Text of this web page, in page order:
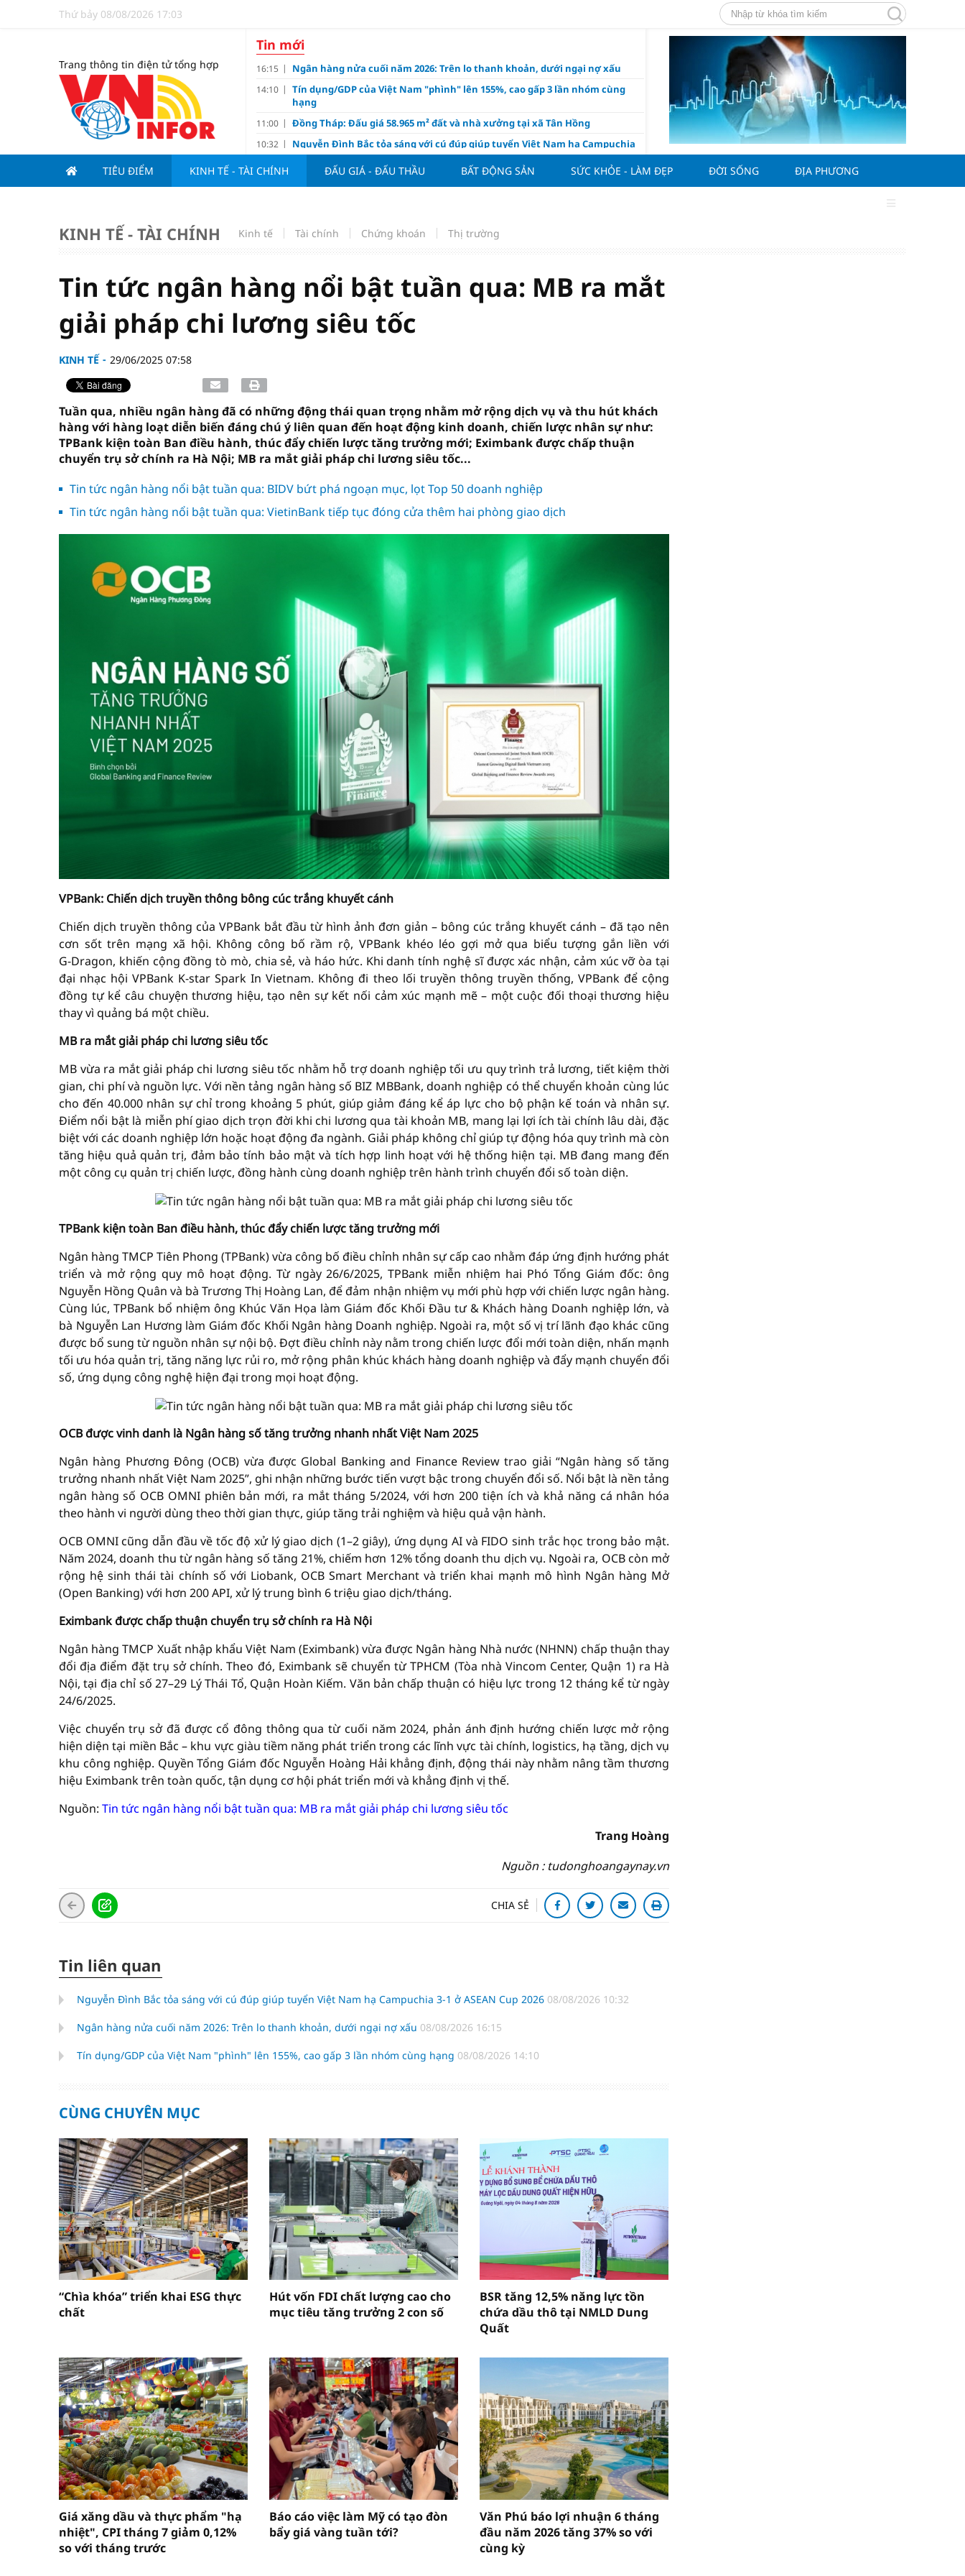
Thứ bảy 08/08/2026 17:03
Trang thông tin điện tử tổng hợp
Tin mới
16:15 Ngân hàng nửa cuối năm 2026: Trên lo thanh khoản, dưới ngại nợ xấu
14:10
Tín dụng/GDP của Việt Nam "phình" lên 155%, cao gấp 3 lần nhóm cùng
hạng
11:00 Đồng Tháp: Đấu giá 58.965 m² đất và nhà xưởng tại xã Tân Hồng
10:32
Nguyễn Đình Bắc tỏa sáng với cú đúp giúp tuyển Việt Nam hạ Campuchia
3-1 ở ASEAN Cup 2026
10:23 Giá vàng hôm nay 8/8: Vàng thế giới "nhảy vọt"
07:00 Nới trần tiền gửi Kho bạc Nhà nước: Không chỉ 4 ngân hàng được lợi
doanh thuận lợi
17:10 Ngân hàng nửa đầu năm 2026: Áp lực đằng sau niềm vui lãi lớn
TIÊU ĐIỂM KINH TẾ - TÀI CHÍNH ĐẤU GIÁ - ĐẤU THẦU BẤT ĐỘNG SẢN SỨC KHỎE - LÀM ĐẸP ĐỜI SỐNG ĐỊA PHƯƠNG
KINH TẾ - TÀI CHÍNH Kinh tế Tài chính Chứng khoán Thị trường
Tin tức ngân hàng nổi bật tuần qua: MB ra mắt
giải pháp chi lương siêu tốc
KINH TẾ 29/06/2025 07:58
Tuần qua, nhiều ngân hàng đã có những động thái quan trọng nhằm mở rộng dịch vụ và thu hút khách
hàng với hàng loạt diễn biến đáng chú ý liên quan đến hoạt động kinh doanh, chiến lược nhân sự như:
TPBank kiện toàn Ban điều hành, thúc đẩy chiến lược tăng trưởng mới; Eximbank được chấp thuận
chuyển trụ sở chính ra Hà Nội; MB ra mắt giải pháp chi lương siêu tốc...
Tin tức ngân hàng nổi bật tuần qua: BIDV bứt phá ngoạn mục, lọt Top 50 doanh nghiệp
Tin tức ngân hàng nổi bật tuần qua: VietinBank tiếp tục đóng cửa thêm hai phòng giao dịch
VPBank: Chiến dịch truyền thông bông cúc trắng khuyết cánh
Chiến dịch truyền thông của VPBank bắt đầu từ hình ảnh đơn giản – bông cúc trắng khuyết cánh – đã tạo nên
cơn sốt trên mạng xã hội. Không công bố rầm rộ, VPBank khéo léo gợi mở qua biểu tượng gắn liền với
G‑Dragon, khiến cộng đồng tò mò, chia sẻ, và háo hức. Khi danh tính nghệ sĩ được xác nhận, cảm xúc vỡ òa tại
đại nhạc hội VPBank K-star Spark In Vietnam. Không đi theo lối truyền thông truyền thống, VPBank để cộng
đồng tự kể câu chuyện thương hiệu, tạo nên sự kết nối cảm xúc mạnh mẽ – một cuộc đối thoại thương hiệu
thay vì quảng bá một chiều.
MB ra mắt giải pháp chi lương siêu tốc
MB vừa ra mắt giải pháp chi lương siêu tốc nhằm hỗ trợ doanh nghiệp tối ưu quy trình trả lương, tiết kiệm thời
gian, chi phí và nguồn lực. Với nền tảng ngân hàng số BIZ MBBank, doanh nghiệp có thể chuyển khoản cùng lúc
cho đến 40.000 nhân sự chỉ trong khoảng 5 phút, giúp giảm đáng kể áp lực cho bộ phận kế toán và nhân sự.
Điểm nổi bật là miễn phí giao dịch trọn đời khi chi lương qua tài khoản MB, mang lại lợi ích tài chính lâu dài, đặc
biệt với các doanh nghiệp lớn hoặc hoạt động đa ngành. Giải pháp không chỉ giúp tự động hóa quy trình mà còn
tăng hiệu quả quản trị, đảm bảo tính bảo mật và tích hợp linh hoạt với hệ thống hiện tại. MB đang mang đến
một công cụ quản trị chiến lược, đồng hành cùng doanh nghiệp trên hành trình chuyển đổi số toàn diện.
TPBank kiện toàn Ban điều hành, thúc đẩy chiến lược tăng trưởng mới
Ngân hàng TMCP Tiên Phong (TPBank) vừa công bố điều chỉnh nhân sự cấp cao nhằm đáp ứng định hướng phát
triển và mở rộng quy mô hoạt động. Từ ngày 26/6/2025, TPBank miễn nhiệm hai Phó Tổng Giám đốc: ông
Nguyễn Hồng Quân và bà Trương Thị Hoàng Lan, để đảm nhận nhiệm vụ mới phù hợp với chiến lược ngân hàng.
Cùng lúc, TPBank bổ nhiệm ông Khúc Văn Họa làm Giám đốc Khối Đầu tư & Khách hàng Doanh nghiệp lớn, và
bà Nguyễn Lan Hương làm Giám đốc Khối Ngân hàng Doanh nghiệp. Ngoài ra, một số vị trí lãnh đạo khác cũng
được bổ sung từ nguồn nhân sự nội bộ. Đợt điều chỉnh này nằm trong chiến lược đổi mới toàn diện, nhấn mạnh
tối ưu hóa quản trị, tăng năng lực rủi ro, mở rộng phân khúc khách hàng doanh nghiệp và đẩy mạnh chuyển đổi
số, ứng dụng công nghệ hiện đại trong mọi hoạt động.
OCB được vinh danh là Ngân hàng số tăng trưởng nhanh nhất Việt Nam 2025
Ngân hàng Phương Đông (OCB) vừa được Global Banking and Finance Review trao giải “Ngân hàng số tăng
trưởng nhanh nhất Việt Nam 2025”, ghi nhận những bước tiến vượt bậc trong chuyển đổi số. Nổi bật là nền tảng
ngân hàng số OCB OMNI phiên bản mới, ra mắt tháng 5/2024, với hơn 200 tiện ích và khả năng cá nhân hóa
theo hành vi người dùng theo thời gian thực, giúp tăng trải nghiệm và hiệu quả vận hành.
OCB OMNI cũng dẫn đầu về tốc độ xử lý giao dịch (1–2 giây), ứng dụng AI và FIDO sinh trắc học trong bảo mật.
Năm 2024, doanh thu từ ngân hàng số tăng 21%, chiếm hơn 12% tổng doanh thu dịch vụ. Ngoài ra, OCB còn mở
rộng hệ sinh thái tài chính số với Liobank, OCB Smart Merchant và triển khai mạnh mô hình Ngân hàng Mở
(Open Banking) với hơn 200 API, xử lý trung bình 6 triệu giao dịch/tháng.
Eximbank được chấp thuận chuyển trụ sở chính ra Hà Nội
Ngân hàng TMCP Xuất nhập khẩu Việt Nam (Eximbank) vừa được Ngân hàng Nhà nước (NHNN) chấp thuận thay
đổi địa điểm đặt trụ sở chính. Theo đó, Eximbank sẽ chuyển từ TPHCM (Tòa nhà Vincom Center, Quận 1) ra Hà
Nội, tại địa chỉ số 27–29 Lý Thái Tổ, Quận Hoàn Kiếm. Văn bản chấp thuận có hiệu lực trong 12 tháng kể từ ngày
24/6/2025.
Việc chuyển trụ sở đã được cổ đông thông qua từ cuối năm 2024, phản ánh định hướng chiến lược mở rộng
hiện diện tại miền Bắc – khu vực giàu tiềm năng phát triển trong các lĩnh vực tài chính, logistics, hạ tầng, dịch vụ
khu công nghiệp. Quyền Tổng Giám đốc Nguyễn Hoàng Hải khẳng định, động thái này nhằm nâng tầm thương
hiệu Eximbank trên toàn quốc, tận dụng cơ hội phát triển mới và khẳng định vị thế.
Nguồn: Tin tức ngân hàng nổi bật tuần qua: MB ra mắt giải pháp chi lương siêu tốc
Trang Hoàng
Nguồn : tudonghoangaynay.vn
CHIA SẺ
Tin liên quan
Nguyễn Đình Bắc tỏa sáng với cú đúp giúp tuyển Việt Nam hạ Campuchia 3-1 ở ASEAN Cup 2026 08/08/2026 10:32
Ngân hàng nửa cuối năm 2026: Trên lo thanh khoản, dưới ngại nợ xấu 08/08/2026 16:15
Tín dụng/GDP của Việt Nam "phình" lên 155%, cao gấp 3 lần nhóm cùng hạng 08/08/2026 14:10
CÙNG CHUYÊN MỤC
“Chìa khóa” triển khai ESG thực
chất
Hút vốn FDI chất lượng cao cho
mục tiêu tăng trưởng 2 con số
BSR tăng 12,5% năng lực tồn
chứa dầu thô tại NMLD Dung
Quất
Giá xăng dầu và thực phẩm "hạ
nhiệt", CPI tháng 7 giảm 0,12%
so với tháng trước
Báo cáo việc làm Mỹ có tạo đòn
bẩy giá vàng tuần tới?
Văn Phú báo lợi nhuận 6 tháng
đầu năm 2026 tăng 37% so với
cùng kỳ